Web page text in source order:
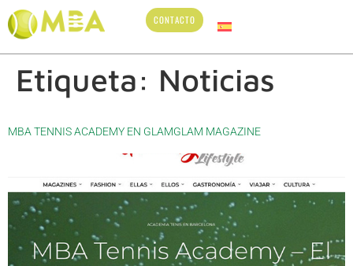
CONTACTO
Etiqueta: Noticias
MBA TENNIS ACADEMY EN GLAMGLAM MAGAZINE